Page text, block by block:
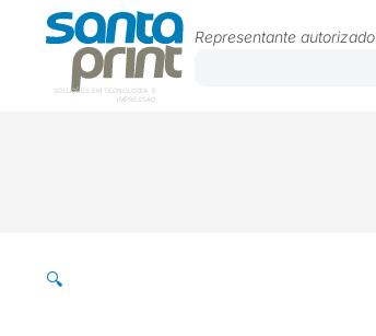
SOLUÇÕES EM TECNOLOGIA E
IMPRESSÃO
Representante autorizado
🔍